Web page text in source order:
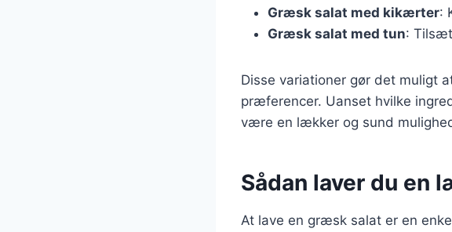
Græsk salat med kikærter:
Græsk salat med tun:
Disse variationer gør det muligt
præferencer. Uanset hvilke
være en lækker og sund
Sådan laver du en
At lave en græsk salat er en